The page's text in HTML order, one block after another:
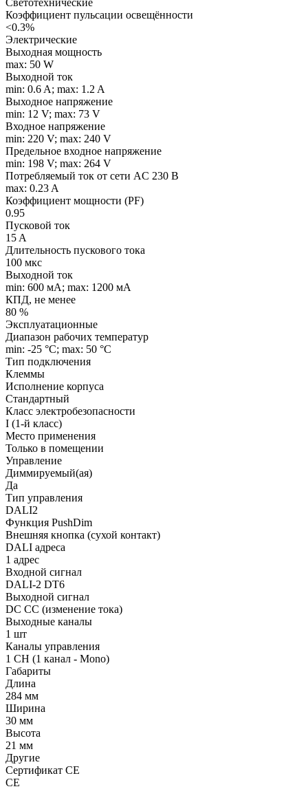
Коэффициент пульсации освещённости
<0.3%
Электрические
Выходная мощность
max: 50 W
Выходной ток
min: 0.6 A; max: 1.2 A
Выходное напряжение
min: 12 V; max: 73 V
Входное напряжение
min: 220 V; max: 240 V
Предельное входное напряжение
min: 198 V; max: 264 V
Потребляемый ток от сети AC 230 В
max: 0.23 A
Коэффициент мощности (PF)
0.95
Пусковой ток
15 A
Длительность пускового тока
100 мкс
Выходной ток
min: 600 мA; max: 1200 мA
КПД, не менее
80 %
Эксплуатационные
Диапазон рабочих температур
min: -25 °C; max: 50 °C
Тип подключения
Клеммы
Исполнение корпуса
Стандартный
Класс электробезопасности
I (1-й класс)
Место применения
Только в помещении
Управление
Диммируемый(ая)
Да
Тип управления
DALI2
Функция PushDim
Внешняя кнопка (сухой контакт)
DALI адреса
1 адрес
Входной сигнал
DALI-2 DT6
Выходной сигнал
DC CC (изменение тока)
Выходные каналы
1 шт
Каналы управления
1 CH (1 канал - Mono)
Габариты
Длина
284 мм
Ширина
30 мм
Высота
21 мм
Другие
Сертификат CE
СЕ